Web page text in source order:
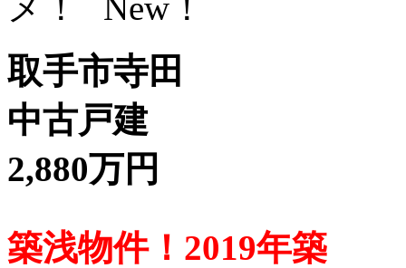
取手市寺田
中古戸建
2,880万円
築浅物件！2019年築